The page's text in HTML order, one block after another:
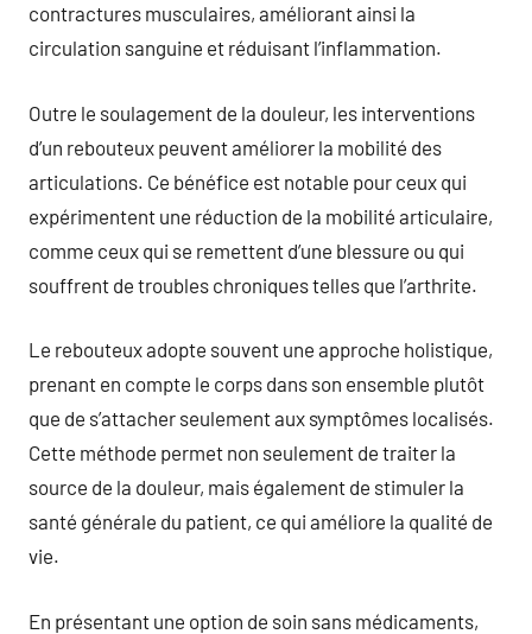
contractures musculaires, améliorant ainsi la
circulation sanguine et réduisant l’inflammation.
Outre le soulagement de la douleur, les interventions
d’un rebouteux peuvent améliorer la mobilité des
articulations. Ce bénéfice est notable pour ceux qui
expérimentent une réduction de la mobilité articulaire,
comme ceux qui se remettent d’une blessure ou qui
souffrent de troubles chroniques telles que l’arthrite.
Le rebouteux adopte souvent une approche holistique,
prenant en compte le corps dans son ensemble plutôt
que de s’attacher seulement aux symptômes localisés.
Cette méthode permet non seulement de traiter la
source de la douleur, mais également de stimuler la
santé générale du patient, ce qui améliore la qualité de
vie.
En présentant une option de soin sans médicaments,